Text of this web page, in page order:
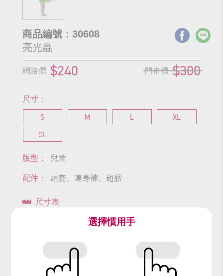
商品編號：30608
亮光蟲
網路價 $240 門市價 $300
尺寸：
S M L
XL
GL
版型： 兒童
配件： 頭套、連身褲、翅膀
尺寸表
#火金姑 #螢火蟲 #昆蟲
#飛行蟲
選擇慣用手